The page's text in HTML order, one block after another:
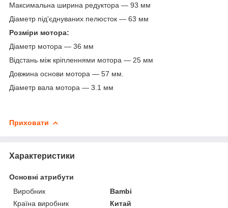
Максимальна ширина редуктора — 93 мм
Діаметр під'єднуваних пелюсток — 63 мм
Розміри мотора:
Діаметр мотора — 36 мм
Відстань між кріпленнями мотора — 25 мм
Довжина основи мотора — 57 мм.
Діаметр вала мотора — 3.1 мм
Приховати
Характеристики
Основні атрибути
Виробник
Bambi
Країна виробник
Китай